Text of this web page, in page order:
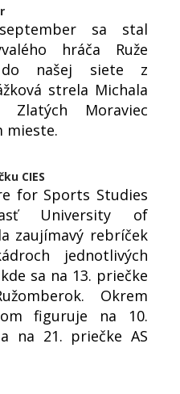
sa stal
hráča Ruže
do našej siete z
strela Michala
Moraviec
mieste.
CIES
for Sports Studies
University of
zaujímavý rebríček
jednotlivých
sa na 13. priečke
Okrem
figuruje na 10.
na 21. priečke AS